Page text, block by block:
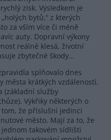
zisk. Výsledkem je
bytů,“ z kterých
za vším více či méně
auty. Dopravní výkony
reálně klesá, životní
zbytečné škody…
splňovalo dnes
města krátkých vzdáleností,
(základní služby
Výkřiky některých o
že příslušní jedinci
město. Mají za to, že
takovém sídlišti